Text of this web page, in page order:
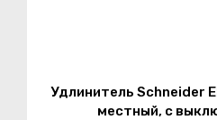
Удлинитель Schneider
местный, с